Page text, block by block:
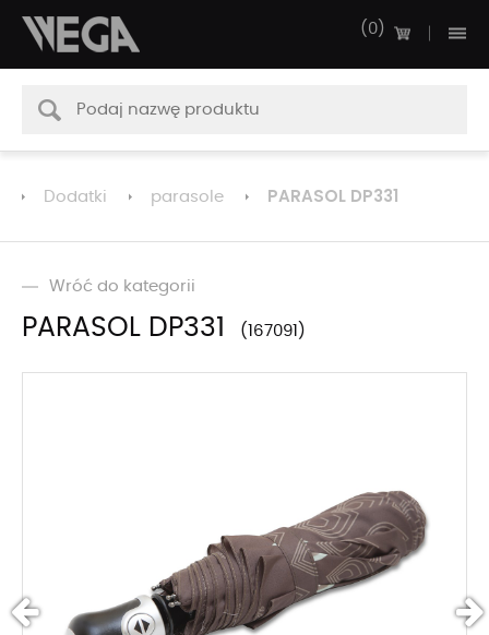
0
Dodatki parasole PARASOL DP331
Wróć do kategorii
PARASOL DP331 167091